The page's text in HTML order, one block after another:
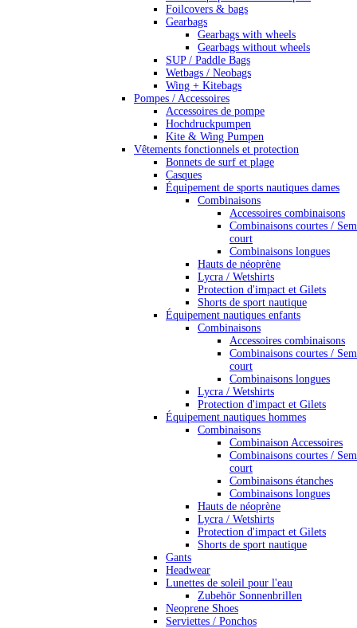
Foilcovers & bags
Gearbags
Gearbags with wheels
Gearbags without wheels
SUP / Paddle Bags
Wetbags / Neobags
Wing + Kitebags
Pompes / Accessoires
Accessoires de pompe
Hochdruckpumpen
Kite & Wing Pumpen
Vêtements fonctionnels et protection
Bonnets de surf et plage
Casques
Équipement de sports nautiques dames
Combinaisons
Accessoires combinaisons
Combinaisons courtes /
court
Combinaisons longues
Hauts de néoprène
Lycra / Wetshirts
Protection d'impact et Gilets
Shorts de sport nautique
Équipement nautiques enfants
Combinaisons
Accessoires combinaisons
Combinaisons courtes /
court
Combinaisons longues
Lycra / Wetshirts
Protection d'impact et Gilets
Équipement nautiques hommes
Combinaisons
Combinaison Accessoires
Combinaisons courtes /
court
Combinaisons étanches
Combinaisons longues
Hauts de néoprène
Lycra / Wetshirts
Protection d'impact et Gilets
Shorts de sport nautique
Gants
Headwear
Lunettes de soleil pour l'eau
Zubehör Sonnenbrillen
Neoprene Shoes
Serviettes / Ponchos